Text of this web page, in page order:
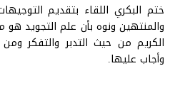
ختم البكري اللقاء بتقديم
والمنتهين ونوه بأن علم التجويد هو
الكريم من حيث التدبر والتفكر
وأجاب عليها.